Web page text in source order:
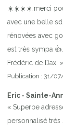
☀️☀️☀️☀️.merci pour
avec une belle
rénovées avec
est très sympa
Frédéric de Dax. »
Publication : 31/
Eric - Sainte-
« Superbe
personnalisé très